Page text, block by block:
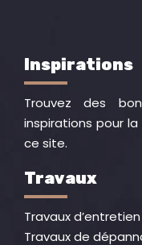
Inspirations
Trouvez des
inspirations pour
ce site.
Travaux
Travaux d’entretien
Travaux de